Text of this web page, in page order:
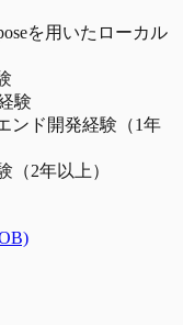
を用いたローカル
験
ンド開発経験（1年
（2年以上）